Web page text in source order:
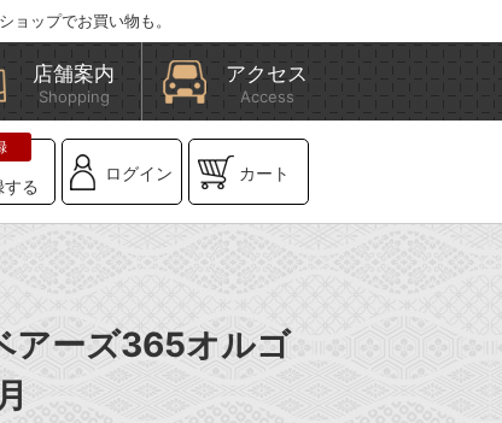
ップでお買い物も。
店舗案内
Shopping
アクセス
Access
る
ログイン カート
アーズ365オルゴ